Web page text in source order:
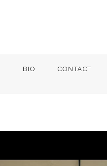
BIO CONTACT